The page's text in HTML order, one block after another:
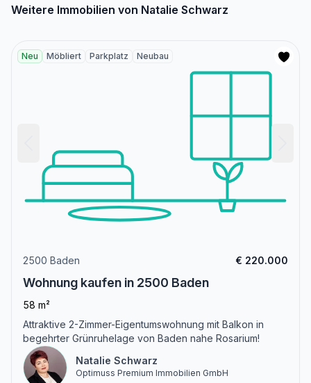
Weitere Immobilien von Natalie Schwarz
Neu Möbliert Parkplatz Neubau
2500 Baden € 220.000
Wohnung kaufen in 2500 Baden
58 m²
Attraktive 2-Zimmer-Eigentumswohnung mit Balkon in
begehrter Grünruhelage von Baden nahe Rosarium!
Natalie Schwarz
Optimuss Premium Immobilien GmbH